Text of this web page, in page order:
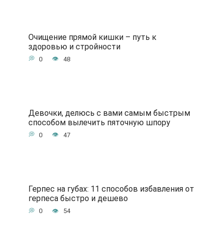
Очищение прямой кишки – путь к
здоровью и стройности
0 48
Девочки, делюсь с вами самым быстрым
способом вылечить пяточную шпору
0 47
Герпес на губах: 11 способов избавления от
герпеса быстро и дешево
0 54